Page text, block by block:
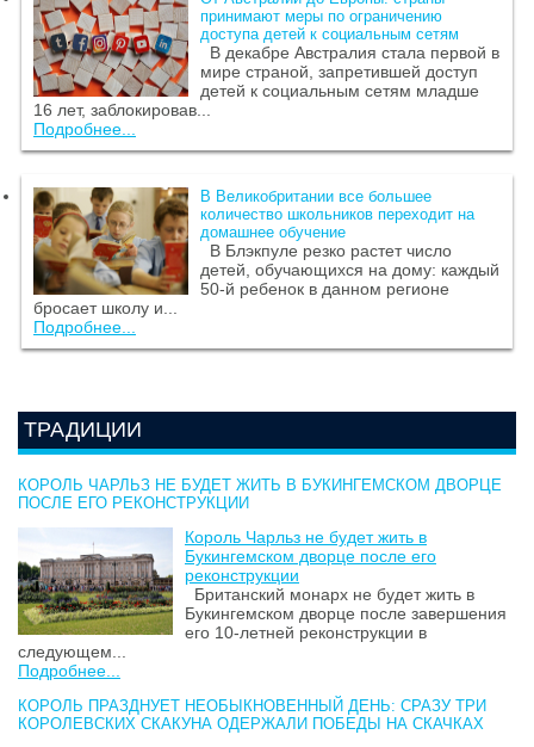
принимают меры по ограничению
доступа детей к социальным сетям
В декабре Австралия стала первой в
мире страной, запретившей доступ
детей к социальным сетям младше
16 лет, заблокировав...
Подробнее...
В Великобритании все большее
количество школьников переходит на
домашнее обучение
В Блэкпуле резко растет число
детей, обучающихся на дому: каждый
50-й ребенок в данном регионе
бросает школу и...
Подробнее...
ТРАДИЦИИ
КОРОЛЬ ЧАРЛЬЗ НЕ БУДЕТ ЖИТЬ В БУКИНГЕМСКОМ ДВОРЦЕ
ПОСЛЕ ЕГО РЕКОНСТРУКЦИИ
Король Чарльз не будет жить в
Букингемском дворце после его
реконструкции
Британский монарх не будет жить в
Букингемском дворце после завершения
его 10-летней реконструкции в
следующем...
Подробнее...
КОРОЛЬ ПРАЗДНУЕТ НЕОБЫКНОВЕННЫЙ ДЕНЬ: СРАЗУ ТРИ
КОРОЛЕВСКИХ СКАКУНА ОДЕРЖАЛИ ПОБЕДЫ НА СКАЧКАХ